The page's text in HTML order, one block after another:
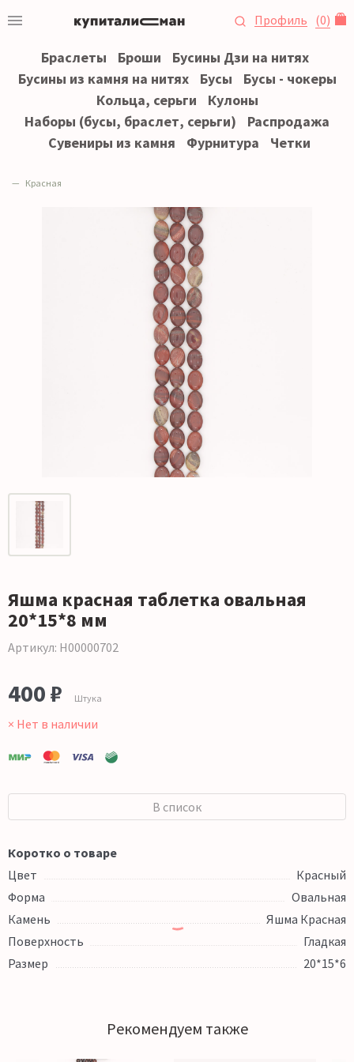
Профиль (0)
Браслеты Броши
Бусины Дзи на нитях
Бусины из камня на нитях
Бусы
Бусы - чокеры
Кольца, серьги
Кулоны
Наборы (бусы, браслет, серьги)
Распродажа
Сувениры из камня
Фурнитура Четки
Красная
Яшма красная таблетка овальная
20*15*8 мм
Артикул: Н00000702
400 ₽ Штука
× Нет в наличии
В список
Коротко о товаре
Цвет
Красный
Форма
Овальная
Камень
Яшма Красная
Поверхность
Гладкая
Размер
20*15*6
Рекомендуем также